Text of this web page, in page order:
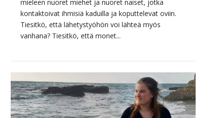
mieleen nuoret miehet ja nuoret naiset, jotka
kontaktoivat ihmisiä kaduilla ja koputtelevat oviin.
Tiesitkö, että lähetystyöhön voi lähteä myös
vanhana? Tiesitkö, että monet...